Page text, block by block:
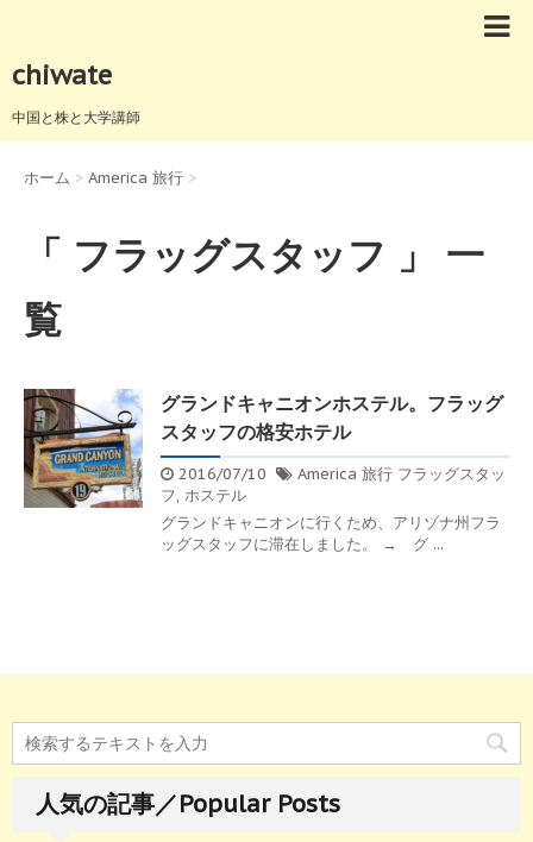
chiwate
中国と株と大学講師
ホーム > America 旅行 >
「 フラッグスタッフ 」 一
覧
グランドキャニオンホステル。フラッグ
スタッフの格安ホテル
2016/07/10 America 旅行 フラッグスタッ
フ, ホステル
グランドキャニオンに行くため、アリゾナ州フラ
ッグスタッフに滞在しました。 → グ ...
人気の記事／Popular Posts